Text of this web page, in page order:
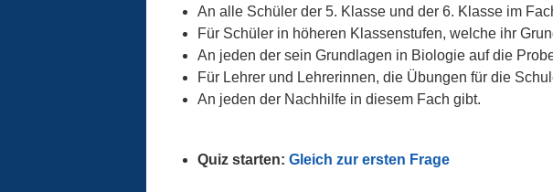
An alle Schüler der 5. Klasse und der 6. Klasse im
Für Schüler in höheren Klassenstufen, welche ihr
An jeden der sein Grundlagen in Biologie auf die
Für Lehrer und Lehrerinnen, die Übungen für die
An jeden der Nachhilfe in diesem Fach gibt.
Quiz starten: Gleich zur ersten Frage